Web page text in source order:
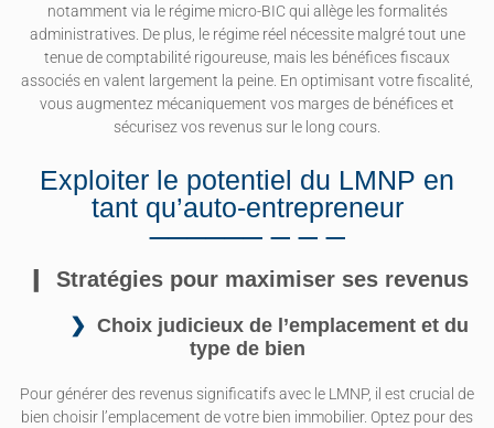
notamment via le régime micro-BIC qui allège les formalités
administratives. De plus, le régime réel nécessite malgré tout une
tenue de comptabilité rigoureuse, mais les bénéfices fiscaux
associés en valent largement la peine. En optimisant votre fiscalité,
vous augmentez mécaniquement vos marges de bénéfices et
sécurisez vos revenus sur le long cours.
Exploiter le potentiel du LMNP en
tant qu’auto-entrepreneur
Stratégies pour maximiser ses revenus
Choix judicieux de l’emplacement et du
type de bien
Pour générer des revenus significatifs avec le LMNP, il est crucial de
bien choisir l’emplacement de votre bien immobilier. Optez pour des